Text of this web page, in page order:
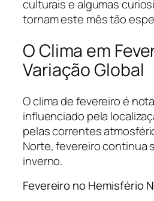
culturais e algumas
tornam este mês tão
O Clima em
Variação Global
O clima de fevereiro é
influenciado pela
pelas correntes
Norte, fevereiro continua
inverno.
Fevereiro no Hemisfério